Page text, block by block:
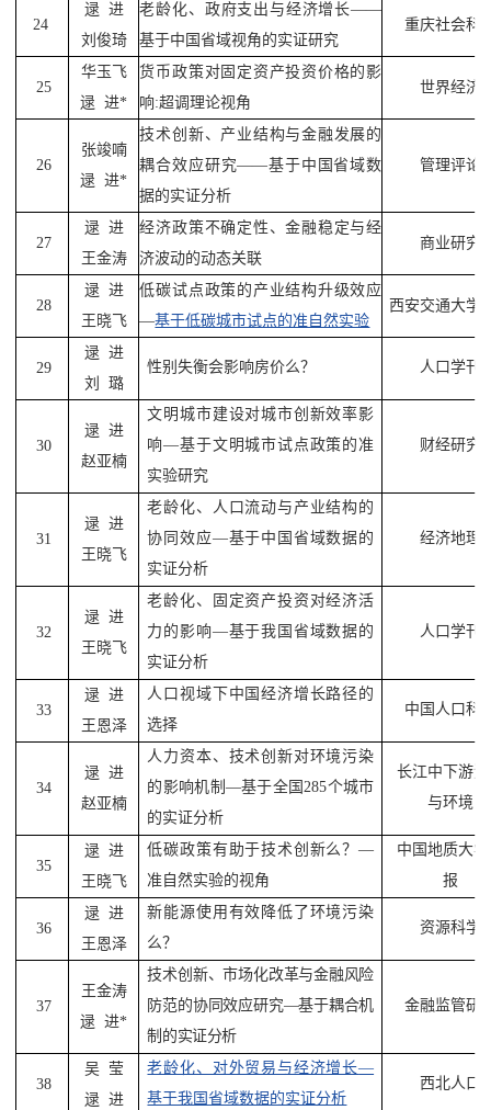
24
逯 进
刘俊琦
老龄化、政府支出与经济增长——
基于中国省域视角的实证研究
重庆社会科
25
华玉飞
逯
进*
货币政策对固定资产投资价格的影
响:超调理论视角
世界经济
26
张竣喃
逯
进*
技术创新、产业结构与金融发展的
耦合效应研究——基于中国省域数
据的实证分析
管理评论
27
逯 进
王金涛
经济政策不确定性、金融稳定与经
济波动的动态关联
商业研究
28
逯 进
王晓飞
低碳试点政策的产业结构升级效应
—基于低碳城市试点的准自然实验
西安交通大学
29
逯 进
刘
璐
性别失衡会影响房价么？ 人口学刊
30
逯 进
赵亚楠
文明城市建设对城市创新效率影
响—基于文明城市试点政策的准
实验研究
财经研究
31
逯 进
王晓飞
老龄化、人口流动与产业结构的
协同效应—基于中国省域数据的
实证分析
经济地理
32
逯 进
王晓飞
老龄化、固定资产投资对经济活
力的影响—基于我国省域数据的
实证分析
人口学刊
33
逯 进
王恩泽
人口视域下中国经济增长路径的
选择
中国人口科
34
逯 进
赵亚楠
人力资本、技术创新对环境污染
的影响机制 —基于全国285个城市
的实证分析
长江中下游
与环境
35
逯 进
王晓飞
低碳政策有助于技术创新么？—
准自然实验的视角
中国地质大
报
36
逯 进
王恩泽
新能源使用有效降低了环境污染
么？
资源科学
37
王金涛
逯
进*
技术创新、市场化改革与金融风险
防范的协同效应研究—基于耦合机
制的实证分析
金融监管研
38
吴
莹
逯 进
老龄化、对外贸易与经济增长—
基于我国省域数据的实证分析
西北人口